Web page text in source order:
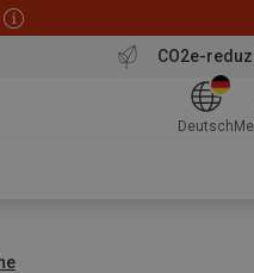
CO2e-
Deutsch